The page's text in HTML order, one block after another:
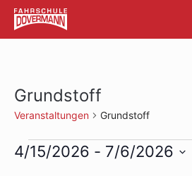
Grundstoff
Veranstaltungen Grundstoff
Veranstaltungen
4/15/2026 - 7/6/2026